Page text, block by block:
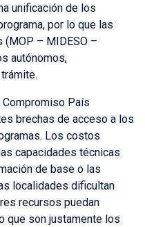
unificación de los
por lo que las
– MIDESO –
autónomos,
Compromiso País
brechas de acceso a los
Los costos
capacidades técnicas
de base o las
localidades dificultan
recursos puedan
que son justamente los